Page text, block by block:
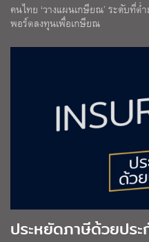
คนไทย ‘วางแผนเกษียณ’ ระดับที่ต่
พอร์ตลงทุนเพื่อเกษียณ
ประหยัดภาษีด้วยปร